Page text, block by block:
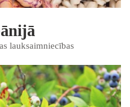
lauksaimniecības